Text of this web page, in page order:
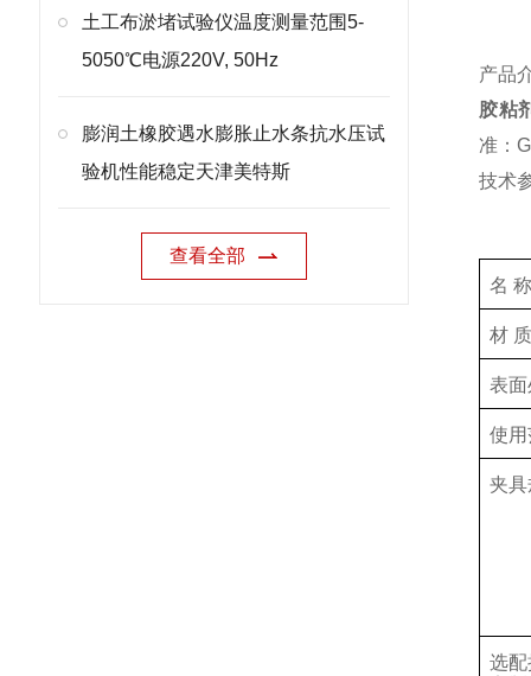
土工布淤堵试验仪温度测量范围5-
5050℃电源220V, 50Hz
膨润土橡胶遇水膨胀止水条抗水压试
验机性能稳定天津美特斯
查看全部
产品
胶粘
准：
技术
名 称
材 质
表
使
夹
选